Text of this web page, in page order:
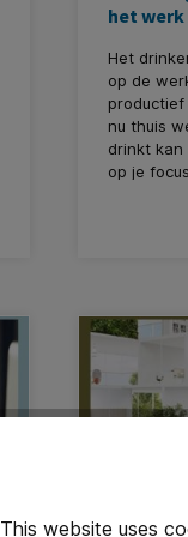
het werk
Het
op de
nu thuis
drinkt kan
op je
koffie en
drinken.
This website uses